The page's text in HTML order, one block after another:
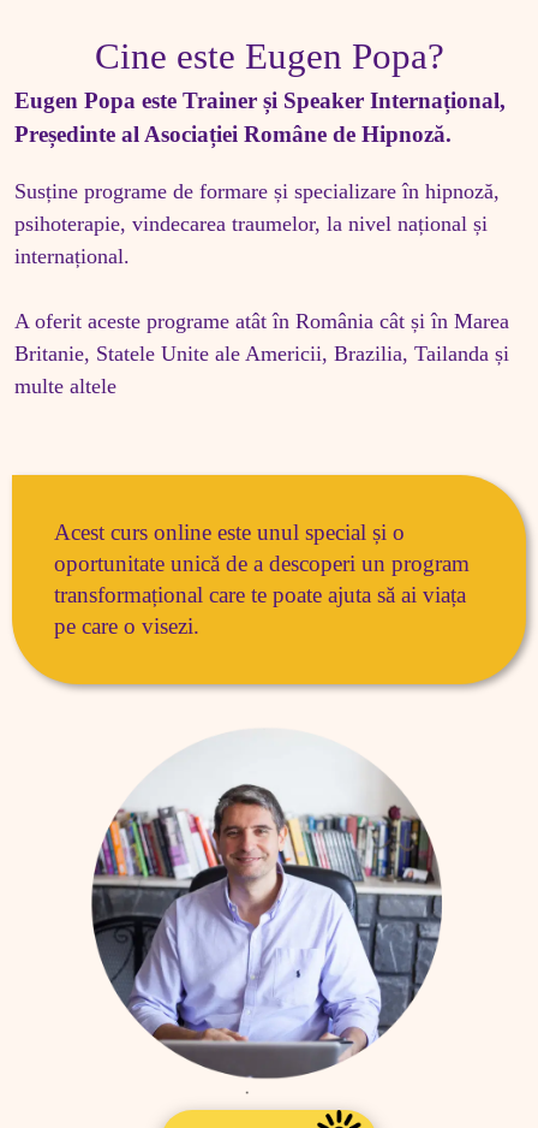
Cine este Eugen Popa?
Eugen Popa este Trainer și Speaker Internațional,
Președinte al Asociației Române de Hipnoză.
Susține programe de formare și specializare în hipnoză,
psihoterapie, vindecarea traumelor, la nivel național și
internațional.
A oferit aceste programe atât în România cât și în Marea
Britanie, Statele Unite ale Americii, Brazilia, Tailanda și
multe altele
Acest curs online este unul special și o
oportunitate unică de a descoperi un program
transformațional care te poate ajuta să ai viața
pe care o visezi.